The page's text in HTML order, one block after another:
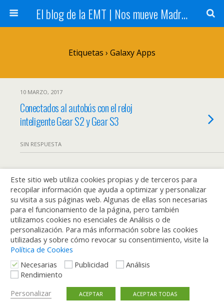
El blog de la EMT | Nos mueve Madrid
Etiquetas › Galaxy Apps
10 MARZO, 2017
Conectados al autobús con el reloj
inteligente Gear S2 y Gear S3
SIN RESPUESTA
Volver arriba
Móvil Escritorio
Este sitio web utiliza cookies propias y de terceros para
recopilar información que ayuda a optimizar y personalizar
su visita a sus páginas web. Algunas de ellas son necesarias
para el funcionamiento de la página, pero también
utilizamos cookies no esenciales de Análisis o de
personalización. Para más información sobre las cookies
utilizadas y sobre cómo revocar su consentimiento, visite la
Política de Cookies
Necesarias
Publicidad
Análisis
Rendimiento
Personalizar
ACEPTAR ACEPTAR TODAS